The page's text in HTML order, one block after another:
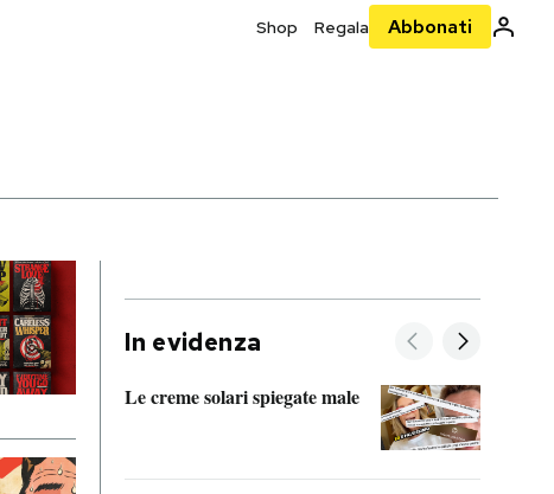
Shop Regala Abbonati
In evidenza
Le creme solari spiegate male